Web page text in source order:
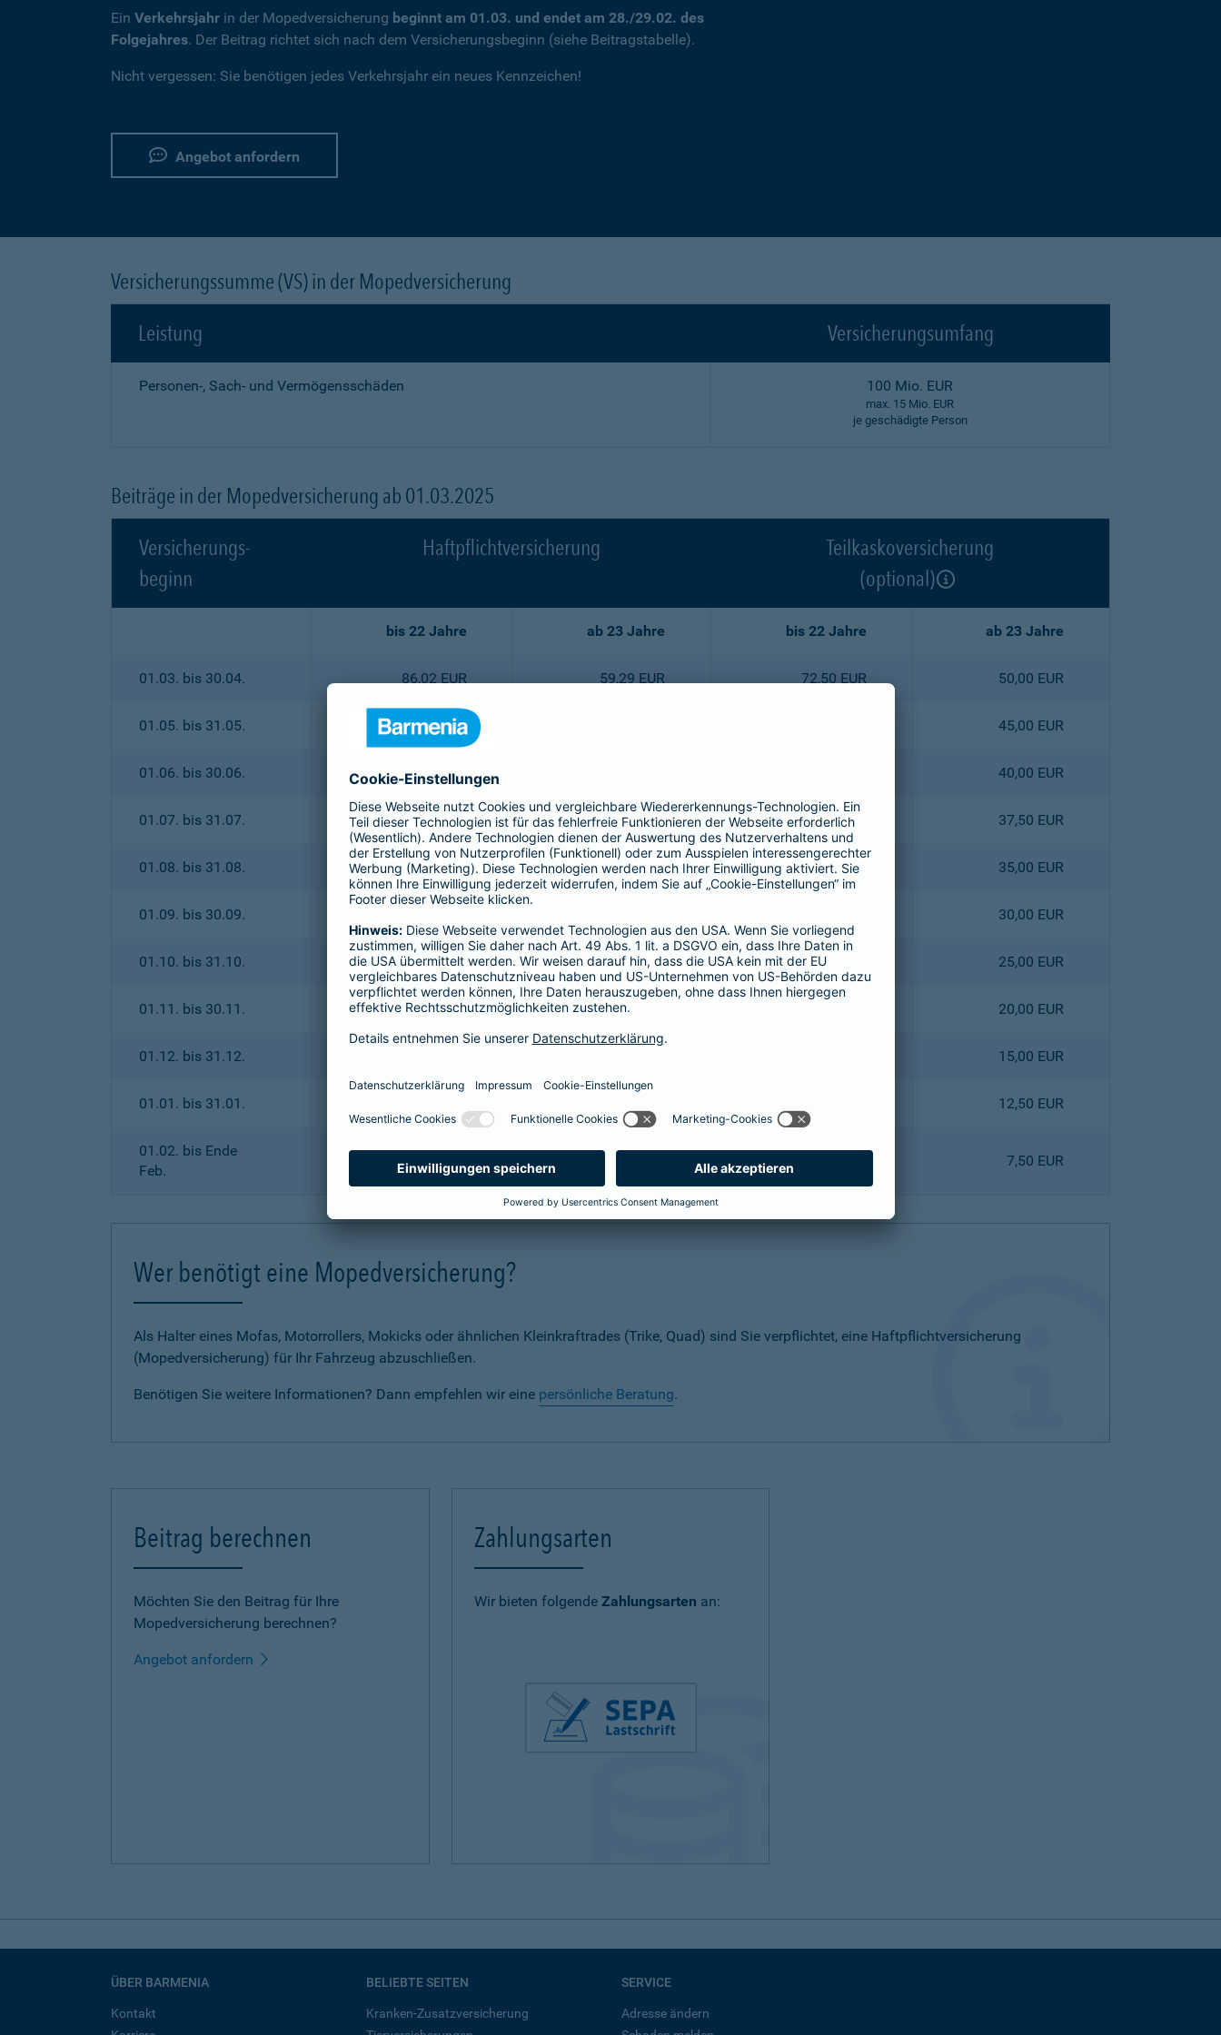
Ein Verkehrsjahr in der Mopedversicherung beginnt am 01.03. und endet am 28./29.02. des
Folgejahres. Der Beitrag richtet sich nach dem Versicherungsbeginn (siehe Beitragstabelle).
Nicht vergessen: Sie benötigen jedes Verkehrsjahr ein neues Kennzeichen!
Angebot anfordern
Versicherungssumme (VS) in der Mopedversicherung
Leistung
Versicherungsumfang
Personen-, Sach- und Vermögensschäden 100 Mio. EUR
max. 15 Mio. EUR
je geschädigte Person
Beiträge in der Mopedversicherung ab 01.03.2025
Versicherungs-
beginn
Haftpflichtversicherung
Teilkaskoversicherung
(optional)
bis 22 Jahre ab 23 Jahre bis 22 Jahre ab 23 Jahre
01.03. bis 30.04. 86,02 EUR 59,29 EUR 72,50 EUR 50,00 EUR
01.05. bis 31.05. 77,44 EUR 45,00 EUR
01.06. bis 30.06. 68,75 EUR 40,00 EUR
01.07. bis 31.07. 64,46 EUR 44,55 EUR 54,40 EUR 37,50 EUR
01.08. bis 31.08. 60,17 EUR 41,58 EUR 50,80 EUR 35,00 EUR
01.09. bis 30.09. 30,00 EUR
01.10. bis 31.10. 43,01 EUR 29,70 EUR 36,40 EUR 25,00 EUR
01.11. bis 30.11. 34,43 EUR 23,76 EUR 20,00 EUR
01.12. bis 31.12. 15,00 EUR
01.01. bis 31.01. 12,50 EUR
01.02. bis Ende
Feb.
12,87 EUR 7,50 EUR
Wer benötigt eine Mopedversicherung?
Als Halter eines Mofas, Motorrollers, Mokicks oder ähnlichen Kleinkraftrades (Trike, Quad) sind Sie verpflichtet, eine Haftpflichtversicherung
(Mopedversicherung) für Ihr Fahrzeug abzuschließen.
Benötigen Sie weitere Informationen? Dann empfehlen wir eine persönliche Beratung.
Beitrag berechnen
Möchten Sie den Beitrag für Ihre
Mopedversicherung berechnen?
Angebot anfordern
Zahlungsarten
Wir bieten folgende Zahlungsarten an:
ÜBER BARMENIA
Kontakt
BELIEBTE SEITEN
Kranken-Zusatzversicherung
SERVICE
Adresse ändern